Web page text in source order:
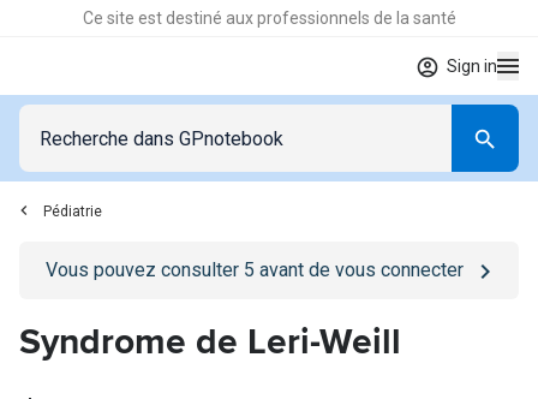
Ce site est destiné aux professionnels de la santé
Sign in
Pédiatrie
Go to/se-connecterpage
Vous pouvez consulter 5 avant de vous connecter
Syndrome de Leri-Weill